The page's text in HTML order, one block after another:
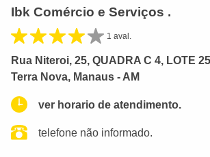
Ibk Comércio e Serviços .
1 aval.
Rua Niteroi, 25, QUADRA C 4, LOTE
Terra Nova, Manaus - AM
ver horario de atendimento.
telefone não informado.